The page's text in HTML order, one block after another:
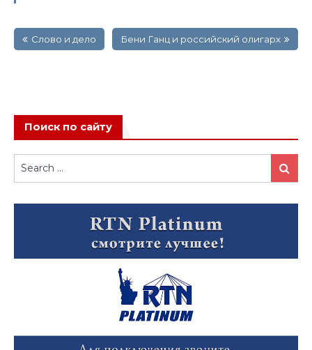
по Слово и дело Бени Ганц и российский олигарх
Поиск по сайту
Search
for:
Search